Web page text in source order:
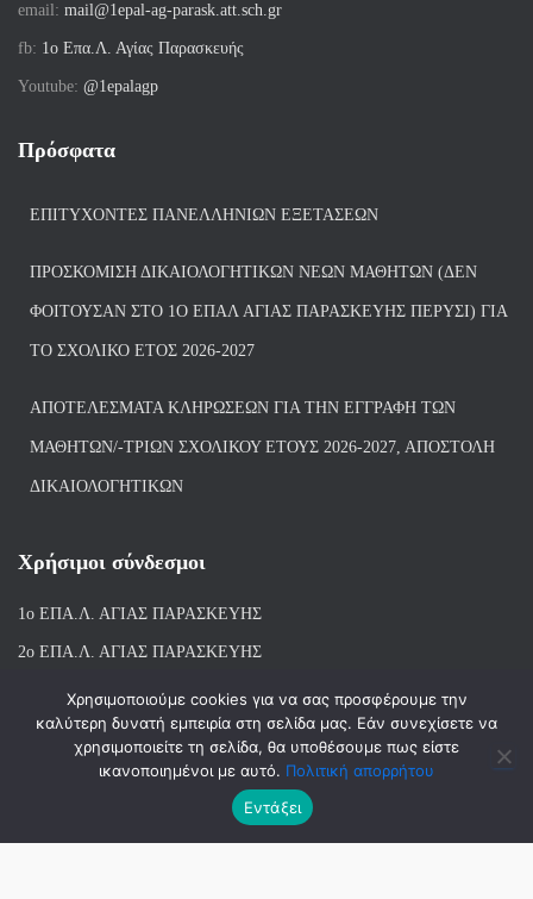
email: mail@1epal-ag-parask.att.sch.gr
fb: 1ο Επα.Λ. Αγίας Παρασκευής
Youtube: @1epalagp
Πρόσφατα
ΕΠΙΤΥΧΌΝΤΕΣ ΠΑΝΕΛΛΗΝΊΩΝ ΕΞΕΤΆΣΕΩΝ
ΠΡΟΣΚΌΜΙΣΗ ΔΙΚΑΙΟΛΟΓΗΤΙΚΏΝ ΝΈΩΝ ΜΑΘΗΤΏΝ (ΔΕΝ
ΦΟΙΤΟΎΣΑΝ ΣΤΟ 1Ο ΕΠΑΛ ΑΓΙΑΣ ΠΑΡΑΣΚΕΥΗΣ ΠΈΡΥΣΙ) ΓΙΑ
ΤΟ ΣΧΟΛΙΚΌ ΈΤΟΣ 2026-2027
ΑΠΟΤΕΛΈΣΜΑΤΑ ΚΛΗΡΏΣΕΩΝ ΓΙΑ ΤΗΝ ΕΓΓΡΑΦΉ ΤΩΝ
ΜΑΘΗΤΏΝ/-ΤΡΙΏΝ ΣΧΟΛΙΚΟΎ ΈΤΟΥΣ 2026-2027, ΑΠΟΣΤΟΛΉ
ΔΙΚΑΙΟΛΟΓΗΤΙΚΏΝ
Χρήσιμοι σύνδεσμοι
1ο ΕΠΑ.Λ. ΑΓΙΑΣ ΠΑΡΑΣΚΕΥΗΣ
2ο ΕΠΑ.Λ. ΑΓΙΑΣ ΠΑΡΑΣΚΕΥΗΣ
1ο Ε.Κ. ΑΓΙΑΣ ΠΑΡΑΣΚΕΥΗΣ
ΒΙΒΛΙΟΘΗΚΗ 1ου & 2ου ΕΠΑΛ ΑΓΙΑΣ ΠΑΡΑΣΚΕΥΗΣ
Hestia | Αναπτύχθηκε απόThemeIsle
Χρησιμοποιούμε cookies για να σας προσφέρουμε την
καλύτερη δυνατή εμπειρία στη σελίδα μας. Εάν συνεχίσετε να
χρησιμοποιείτε τη σελίδα, θα υποθέσουμε πως είστε
ικανοποιημένοι με αυτό. Πολιτική απορρήτου
Εντάξει